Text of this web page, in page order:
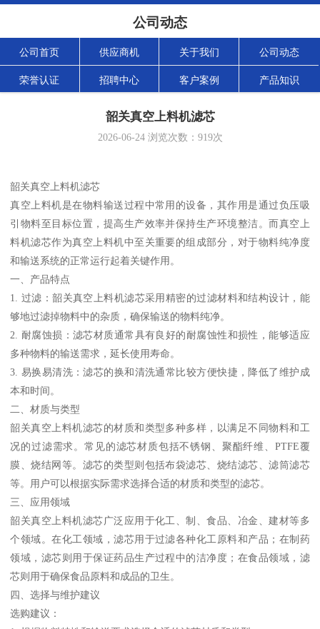
公司动态
公司首页 供应商机 关于我们 公司动态
荣誉认证 招聘中心 客户案例 产品知识
韶关真空上料机滤芯
2026-06-24浏览次数： 919次
韶关真空上料机滤芯
真空上料机是在物料输送过程中常用的设备，其作用是通过负压吸
引物料至目标位置，提高生产效率并保持生产环境整洁。而真空上
料机滤芯作为真空上料机中至关重要的组成部分，对于物料纯净度
和输送系统的正常运行起着关键作用。
一、产品特点
1. 过滤：韶关真空上料机滤芯采用精密的过滤材料和结构设计，能
够地过滤掉物料中的杂质，确保输送的物料纯净。
2. 耐腐蚀损：滤芯材质通常具有良好的耐腐蚀性和损性，能够适应
多种物料的输送需求，延长使用寿命。
3. 易换易清洗：滤芯的换和清洗通常比较方便快捷，降低了维护成
本和时间。
二、材质与类型
韶关真空上料机滤芯的材质和类型多种多样，以满足不同物料和工
况的过滤需求。常见的滤芯材质包括不锈钢、聚酯纤维、PTFE覆
膜、烧结网等。滤芯的类型则包括布袋滤芯、烧结滤芯、滤筒滤芯
等。用户可以根据实际需求选择合适的材质和类型的滤芯。
三、应用领域
韶关真空上料机滤芯广泛应用于化工、制、食品、冶金、建材等多
个领域。在化工领域，滤芯用于过滤各种化工原料和产品；在制药
领域，滤芯则用于保证药品生产过程中的洁净度；在食品领域，滤
芯则用于确保食品原料和成品的卫生。
四、选择与维护建议
选购建议：